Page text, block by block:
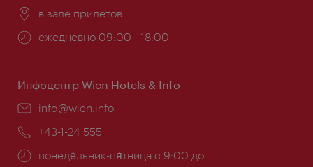
Расположение:
в зале прилетов
Часы
ежедневно 09:00 - 18:00
Инфоцентр Wien Hotels & Info
Эл.
info@wien.info
Телефон:
+43-1-24 555
Часы
понеде́льник-пя́тница с 9:00 до